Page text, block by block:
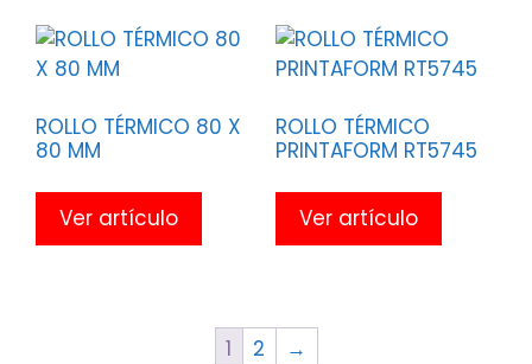
ROLLO TÉRMICO 80 X
80 MM
Ver artículo
ROLLO TÉRMICO
PRINTAFORM RT5745
Ver artículo
1 2 →